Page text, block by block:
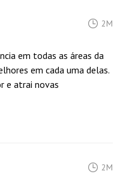
2M
em todas as áreas da
em cada uma delas.
e atrai novas
2M